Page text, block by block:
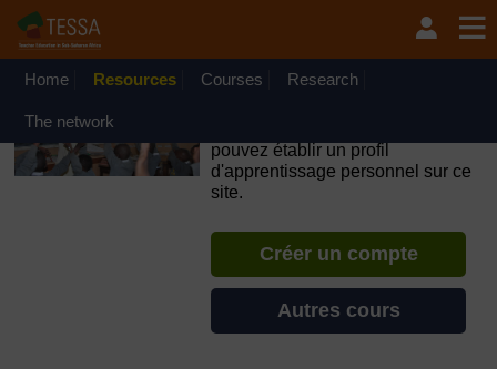
Passer au contenu principal
OpenLearn Create will be unavailable on Wednesday 12
August 2026 from 8am to 10.30am (GMT) due to routine
Home Resources Courses Research
The network
pouvez établir un profil
d'apprentissage personnel sur ce
site.
Créer un compte
Autres cours